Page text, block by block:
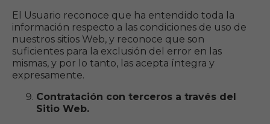
El Usuario reconoce que ha entendido toda la
información respecto a las condiciones de uso de
nuestros sitios Web, y reconoce que son
suficientes para la exclusión del error en las
mismas, y por lo tanto, las acepta íntegra y
expresamente.
Contratación con terceros a través del
Sitio Web.